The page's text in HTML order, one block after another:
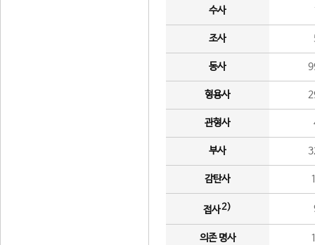
수사
조사
동사
형용사
관형사
부사
감탄사
접사2)
의존 명사